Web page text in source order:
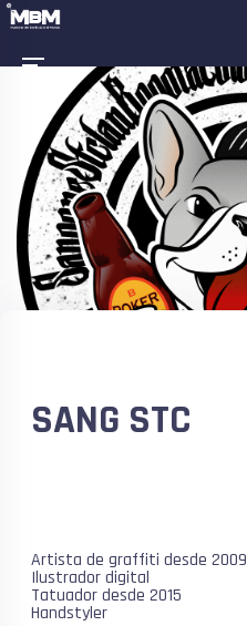
SANG STC
Artista de graffiti desde 2009
Ilustrador digital
Tatuador desde 2015
Handstyler